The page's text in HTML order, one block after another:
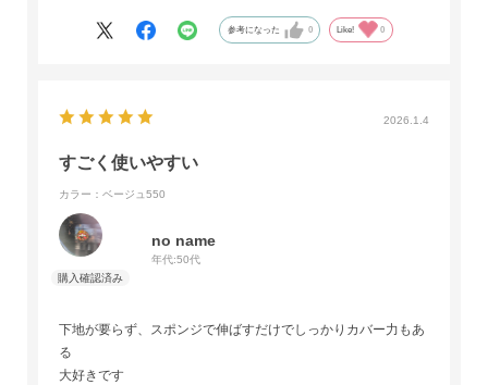
参考になった 0 Like! 0
2026.1.4
すごく使いやすい
カラー：ベージュ550
no name
年代:50代
下地が要らず、スポンジで伸ばすだけでしっかりカバー力もあ
る
大好きです